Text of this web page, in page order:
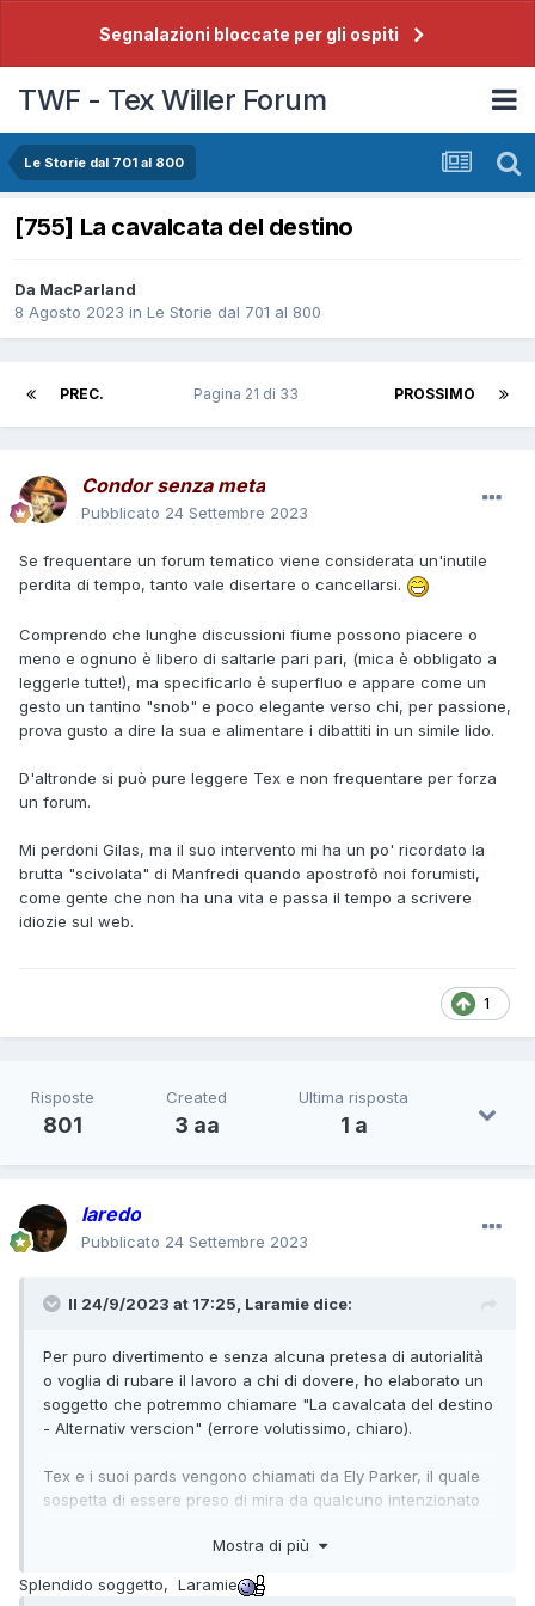
Segnalazioni bloccate per gli ospiti
TWF - Tex Willer Forum
Le Storie dal 701 al 800
[755] La cavalcata del destino
Da MacParland
8 Agosto 2023 in Le Storie dal 701 al 800
PREC. PROSSIMO
Pagina 21 di 33
Condor senza meta
Pubblicato 24 Settembre 2023
Se frequentare un forum tematico viene considerata un'inutile
perdita di tempo, tanto vale disertare o cancellarsi.
Comprendo che lunghe discussioni fiume possono piacere o
meno e ognuno è libero di saltarle pari pari, (mica è obbligato a
leggerle tutte!), ma specificarlo è superfluo e appare come un
gesto un tantino "snob" e poco elegante verso chi, per passione,
prova gusto a dire la sua e alimentare i dibattiti in un simile lido.
D'altronde si può pure leggere Tex e non frequentare per forza
un forum.
Mi perdoni Gilas, ma il suo intervento mi ha un po' ricordato la
brutta "scivolata" di Manfredi quando apostrofò noi forumisti,
come gente che non ha una vita e passa il tempo a scrivere
idiozie sul web.
1
Risposte
801
Created
3 aa
Ultima risposta
1 a
laredo
Pubblicato 24 Settembre 2023
Il 24/9/2023 at 17:25, Laramie dice:
Per puro divertimento e senza alcuna pretesa di autorialità
o voglia di rubare il lavoro a chi di dovere, ho elaborato un
soggetto che potremmo chiamare "La cavalcata del destino
- Alternativ verscion" (errore volutissimo, chiaro).
Tex e i suoi pards vengono chiamati da Ely Parker, il quale
sospetta di essere preso di mira da qualcuno intenzionato
spara e ferisce Parker, ma nella sparatoria che segue il
cecchino rimane ucciso. In lui Parker riconosce un bandito
di nome Mark Gabler, uomo alle dipendenze di Steve Rivers,
Mostra di più
Splendido soggetto, Laramie